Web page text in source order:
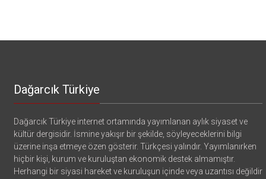
Dağarcık Türkiye
Dağarcık Türkiye internet ortamında yayımlanan aylık siyaset ve
kültür dergisidir. İsmine yakışır bir şekilde, söyleyeceklerini bilgi
üzerine inşa etmeye özen gösterir. Türkçesi yalındır. Yayımlanırken
hiçbir kişi, kurum ve kuruluştan ekonomik destek almamıştır.
Herhangi bir siyasi hareket ve kuruluşun içinde veya uzantısı değildir